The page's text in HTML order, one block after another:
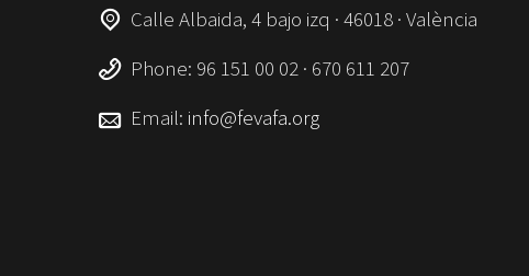
Calle Albaida, 4 bajo izq · 46018 · València
Phone: 96 151 00 02 · 670 611 207
Email: info@fevafa.org